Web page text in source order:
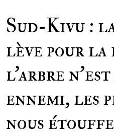
Sud-Kivu :
lève pour la
l’arbre n’est
ennemi, les
nous